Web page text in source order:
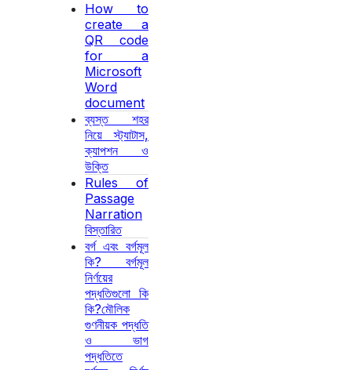
How to
create a
QR code
for a
Microsoft
Word
document
ব্যস্ত শহর
নিয়ে স্ট্যাটাস,
ক্যাপশন ও
উক্তি
Rules of
Passage
Narration
বিস্তারিত
বর্গ এবং বর্গমূল
কি? বর্গমূল
নির্ণয়ের
পদ্ধতিগুলো কি
কি?মৌলিক
গুণনীয়ক পদ্ধতি
ও ভাগ
পদ্ধতিতে